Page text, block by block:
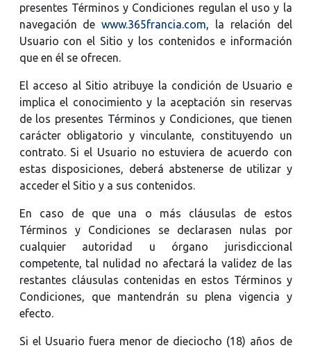
presentes Términos y Condiciones regulan el uso y la
navegación dewww.365francia.com, la relación del
Usuario con el Sitio y los contenidos e información
que en él se ofrecen.
El acceso al Sitio atribuye la condición de Usuario e
implica el conocimiento y la aceptación sin reservas
de los presentes Términos y Condiciones, que tienen
carácter obligatorio y vinculante, constituyendo un
contrato. Si el Usuario no estuviera de acuerdo con
estas disposiciones, deberá abstenerse de utilizar y
acceder el Sitio y a sus contenidos.
En caso de que una o más cláusulas de estos
Términos y Condiciones se declarasen nulas por
cualquier autoridad u órgano jurisdiccional
competente, tal nulidad no afectará la validez de las
restantes cláusulas contenidas en estos Términos y
Condiciones, que mantendrán su plena vigencia y
efecto.
Si el Usuario fuera menor de dieciocho (18) años de